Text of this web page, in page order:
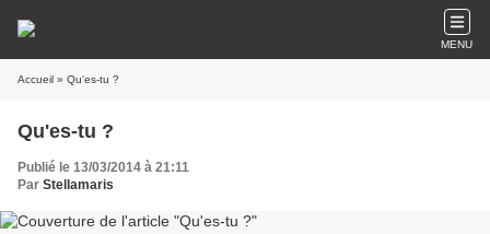
MENU
Accueil » Qu'es-tu ?
Qu'es-tu ?
Publié le 13/03/2014 à 21:11
Par Stellamaris